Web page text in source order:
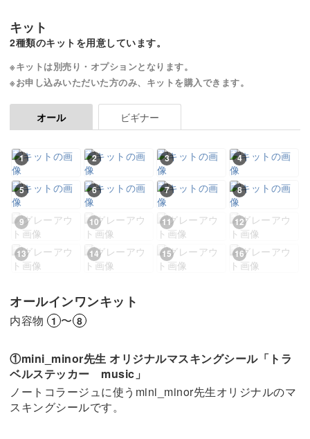
キット
2種類のキットを用意しています。
※キットは別売り・オプションとなります。
※お申し込みいただいた方のみ、キットを購入できます。
オール ビギナー
1 2 3 4
5 6 7 8
9 10 11 12
13 14 15 16
オールインワンキット
内容物 1 〜 8
①mini_minor先生 オリジナルマスキングシール「トラ
ベルステッカー music」
ノートコラージュに使うmini_minor先生オリジナルのマ
スキングシールです。